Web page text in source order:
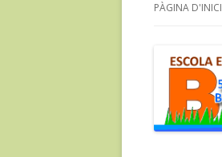
PÀGINA D'INICI